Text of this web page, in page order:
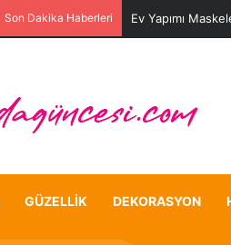
Son Dakika Haberleri Ev Yapımı
GÜZELLIK DEKORASYON